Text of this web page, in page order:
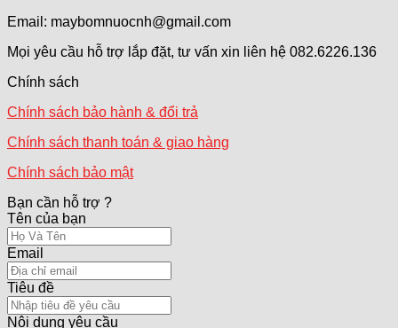
Email: maybomnuocnh@gmail.com
Mọi yêu cầu hỗ trợ lắp đặt, tư vấn xin liên hệ 082.6226.136
Chính sách
Chính sách bảo hành & đổi trả
Chính sách thanh toán & giao hàng
Chính sách bảo mật
Bạn cần hỗ trợ ?
Tên của bạn
Email
Tiêu đề
Nội dung yêu cầu